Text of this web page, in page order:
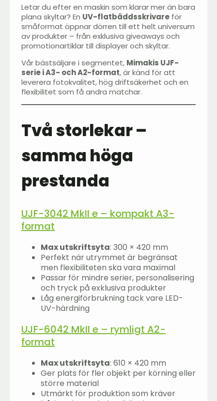
Letar du efter en maskin som klarar mer än bara
plana skyltar? En UV-flatbäddsskrivare för
småformat öppnar dörren till ett helt universum
av produkter – från exklusiva giveaways och
promotionartiklar till displayer och skyltar.
Vår bästsäljare i segmentet, Mimakis UJF-
serie i A3- och A2-format, är känd för att
leverera fotokvalitet, hög driftsäkerhet och en
flexibilitet som få andra matchar.
Två storlekar –
samma höga
prestanda
UJF-3042 MkII e – kompakt A3-
format
Max utskriftsyta: 300 × 420 mm
Perfekt när utrymmet är begränsat
men flexibiliteten ska vara maximal
Passar för mindre serier, personalisering
och tryck på exklusiva produkter
Låg energiförbrukning tack vare LED-
UV-härdning
UJF-6042 MkII e – rymligt A2-
format
Max utskriftsyta: 610 × 420 mm
Ger plats för fler objekt per körning eller
större material
Utmärkt för produktion som kräver